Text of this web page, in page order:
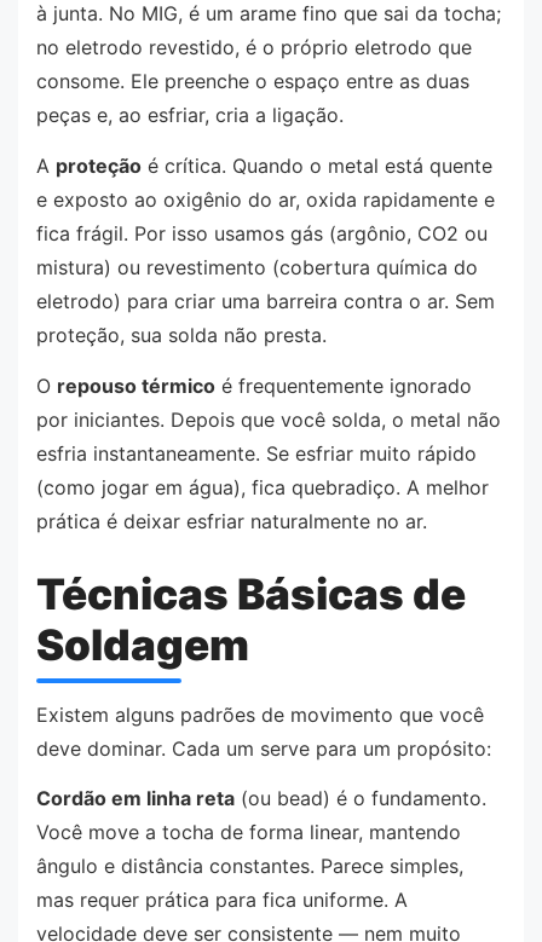
à junta. No MIG, é um arame fino que sai da tocha;
no eletrodo revestido, é o próprio eletrodo que
consome. Ele preenche o espaço entre as duas
peças e, ao esfriar, cria a ligação.
A proteção é crítica. Quando o metal está quente
e exposto ao oxigênio do ar, oxida rapidamente e
fica frágil. Por isso usamos gás (argônio, CO2 ou
mistura) ou revestimento (cobertura química do
eletrodo) para criar uma barreira contra o ar. Sem
proteção, sua solda não presta.
O repouso térmico é frequentemente ignorado
por iniciantes. Depois que você solda, o metal não
esfria instantaneamente. Se esfriar muito rápido
(como jogar em água), fica quebradiço. A melhor
prática é deixar esfriar naturalmente no ar.
Técnicas Básicas de
Soldagem
Existem alguns padrões de movimento que você
deve dominar. Cada um serve para um propósito:
Cordão em linha reta (ou bead) é o fundamento.
Você move a tocha de forma linear, mantendo
ângulo e distância constantes. Parece simples,
mas requer prática para fica uniforme. A
velocidade deve ser consistente — nem muito